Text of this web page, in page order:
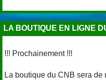
LA BOUTIQUE EN LIGNE
!!! Prochainement !!!
La boutique du CNB sera